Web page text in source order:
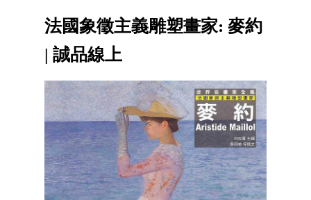
法國象徵主義雕塑畫家: 麥約
| 誠品線上